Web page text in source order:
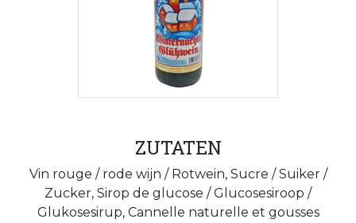
ZUTATEN
Vin rouge / rode wijn / Rotwein, Sucre / Suiker /
Zucker, Sirop de glucose / Glucosesiroop /
Glukosesirup, Cannelle naturelle et gousses